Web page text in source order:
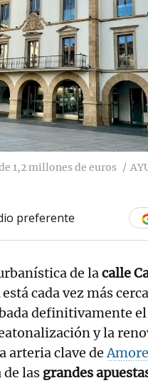
1,2 millones de euros
preferente
de lacalle
está cada vez más
definitivamente
y la
arteria clave de
de las grandes